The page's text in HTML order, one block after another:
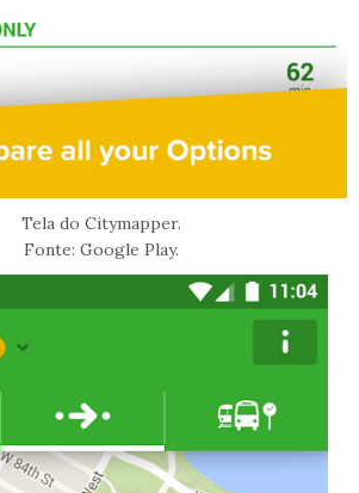
Tela do Citymapper.
Fonte: Google Play.